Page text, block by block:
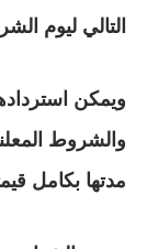
التالي ليوم
ويمكن
والشروط
مدتها بكامل